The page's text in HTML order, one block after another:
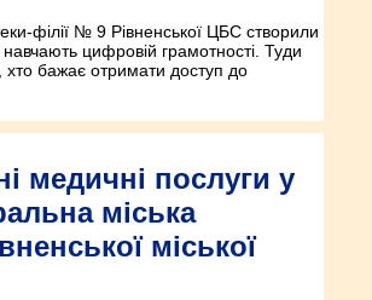
філії № 9 Рівненської ЦБС створили
цифровій грамотності. Туди
хто бажає отримати доступ до
медичні послуги у
міська
міської